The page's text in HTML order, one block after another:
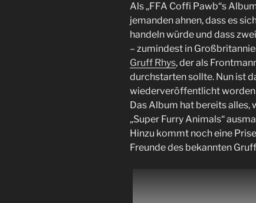
Als „FFA Coffi Pawb“s
jemanden ahnen, dass es
handeln würde und dass
– zumindest in
Gruff Rhys, der als
durchstarten sollte. Nun ist
wiederveröffentlicht worden
Das Album hat bereits alles,
„Super Furry Animals“
Hinzu kommt noch eine
Freunde des bekannten